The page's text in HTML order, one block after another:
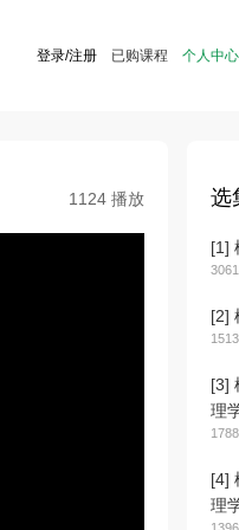
登录/注册 已购课程 个人中心
1124 播放 选
[1]
[2]
[3]
理
[4]
理